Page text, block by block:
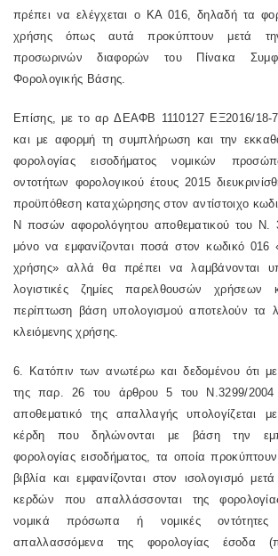
πρέπει να ελέγχεται ο ΚΑ 016, δηλαδή τα
χρήσης όπως αυτά προκύπτουν μετά
προσωρινών διαφορών του Πίνακα
Φορολογικής Βάσης.
Επίσης, με το αρ ΔΕΑΦΒ 1110127 ΕΞ2016/18-
και με αφορμή τη συμπλήρωση και την
φορολογίας εισοδήματος νομικών
οντοτήτων φορολογικού έτους 2015
προϋπόθεση καταχώρησης στον αντίστοιχο
Ν ποσών αφορολόγητου αποθεματικού του Ν.
μόνο να εμφανίζονται ποσά στον κωδικό 016
χρήσης» αλλά θα πρέπει να λαμβάνονται
λογιστικές ζημίες παρελθουσών
περίπτωση βάση υπολογισμού αποτελούν τα
κλειόμενης χρήσης.
6. Κατόπιν των ανωτέρω και δεδομένου ότι με
της
παρ. 26 του άρθρου 5 του Ν.3299/2004
αποθεματικό της απαλλαγής υπολογίζεται
κέρδη που δηλώνονται με βάση την
φορολογίας εισοδήματος, τα οποία
βιβλία και εμφανίζονται στον ισολογισμό
κερδών που απαλλάσσονται της
νομικά πρόσωπα ή νομικές οντότητες
απαλλασσόμενα της φορολογίας έσοδα